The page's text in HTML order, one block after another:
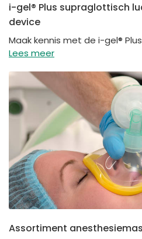
i-gel® Plus supraglottisch
device
Maak kennis met de i-gel®
Lees meer
Assortiment